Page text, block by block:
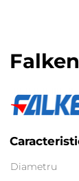
Diametru